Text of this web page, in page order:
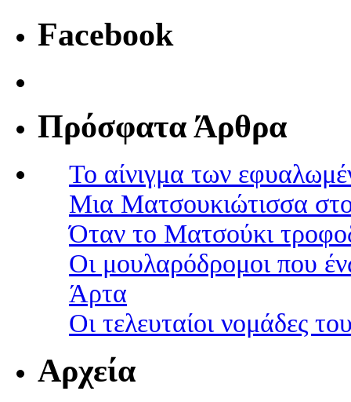
Facebook
Πρόσφατα Άρθρα
Το αίνιγμα των
Μια Ματσουκιώτισσα
Όταν το Ματσούκι
Οι μουλαρόδρομοι που
Άρτα
Οι τελευταίοι νομάδες
Αρχεία